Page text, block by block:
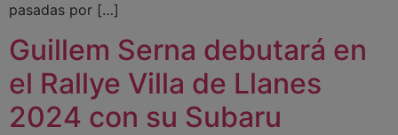
pasadas por […]
Guillem Serna debutará en
el Rallye Villa de Llanes
2024 con su Subaru